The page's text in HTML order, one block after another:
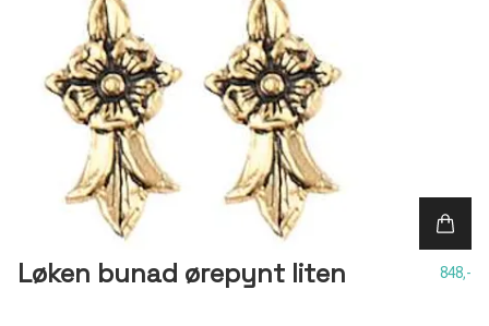
Løken bunad ørepynt liten 848,-